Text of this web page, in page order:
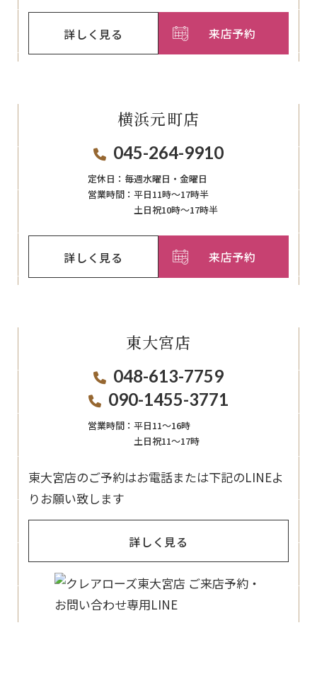
詳しく見る 来店予約
横浜元町店
045-264-9910
定休日： 毎週⽔曜⽇‧⾦曜⽇
営業時間： 平日11時～17時半
土日祝10時～17時半
詳しく見る 来店予約
東大宮店
048-613-7759
090-1455-3771
営業時間： 平日11〜16時
土日祝11〜17時
東大宮店のご予約はお電話または下記のLINEよ
りお願い致します
詳しく見る